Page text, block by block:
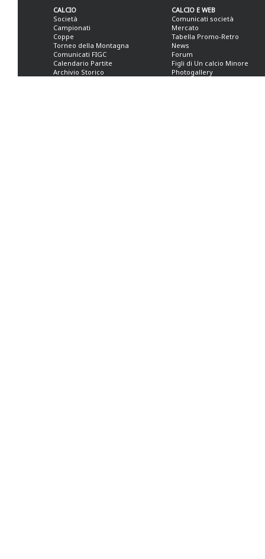
CALCIO
Società
Campionati
Coppe
Torneo della Montagna
Comunicati FIGC
Calendario Partite
Archivio Storico
CALCIO E WEB
Comunicati società
Mercato
Tabella Promo-Retro
News
Forum
Figli di Un calcio Minore
Photogallery